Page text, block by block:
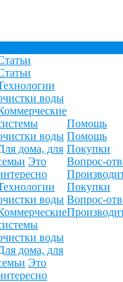
воды
воды
дома, для
Это
воды
воды
дома, для
Это
Помощь
Помощь
Покупки
Вопрос-
Покупки
Вопрос-